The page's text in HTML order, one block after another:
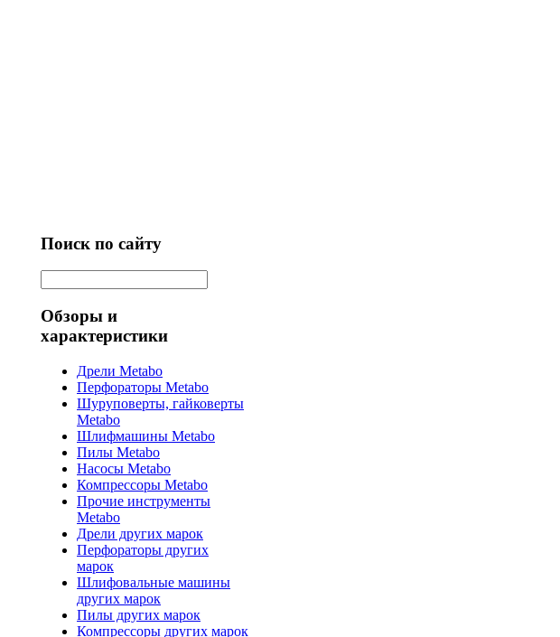
Поиск по сайту
Обзоры и
характеристики
Дрели Metabo
Перфораторы Metabo
Шуруповерты, гайковерты
Metabo
Шлифмашины Metabo
Пилы Metabo
Насосы Metabo
Компрессоры Metabo
Прочие инструменты
Metabo
Дрели других марок
Перфораторы других
марок
Шлифовальные машины
других марок
Пилы других марок
Компрессоры других марок